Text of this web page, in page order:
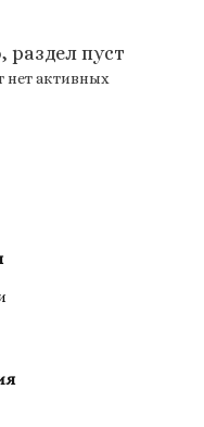
пуст
активных